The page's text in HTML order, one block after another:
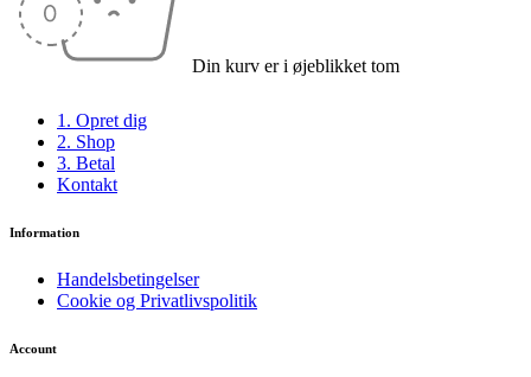
Din kurv er i øjeblikket tom
1. Opret dig
2. Shop
3. Betal
Kontakt
Information
Handelsbetingelser
Cookie og Privatlivspolitik
Account